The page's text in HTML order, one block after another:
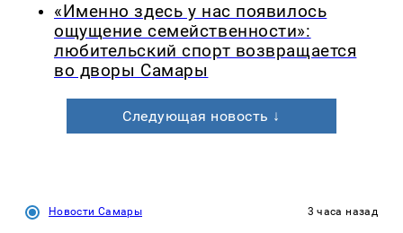
«Именно здесь у нас появилось
ощущение семейственности»:
любительский спорт возвращается
во дворы Самары
Следующая новость ↓
Новости Самары 3 часа назад